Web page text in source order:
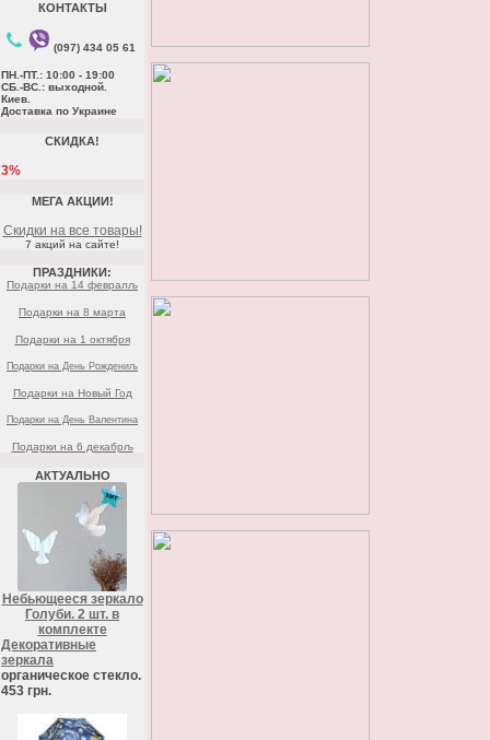
КОНТАКТЫ
(097) 434 05 61
ПН.-ПТ.: 10:00 - 19:00
СБ.-ВС.: выходной.
Киев.
Доставка по Украине
СКИДКА!
3%
МЕГА АКЦИИ!
Скидки на все товары!
7 акций на сайте!
ПРАЗДНИКИ:
Подарки на 14 февралљ
Подарки на 8 марта
Подарки на 1 октября
Подарки на День Рождениљ
Подарки на Новый Год
Подарки на День Валентина
Подарки на 6 декабрљ
АКТУАЛЬНО
Небьющееся зеркало
Голуби. 2 шт. в
комплекте
Декоративные
зеркала
органическое стекло.
453 грн.